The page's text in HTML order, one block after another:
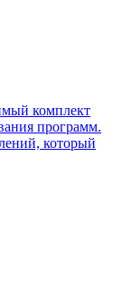
комплект
программ.
который